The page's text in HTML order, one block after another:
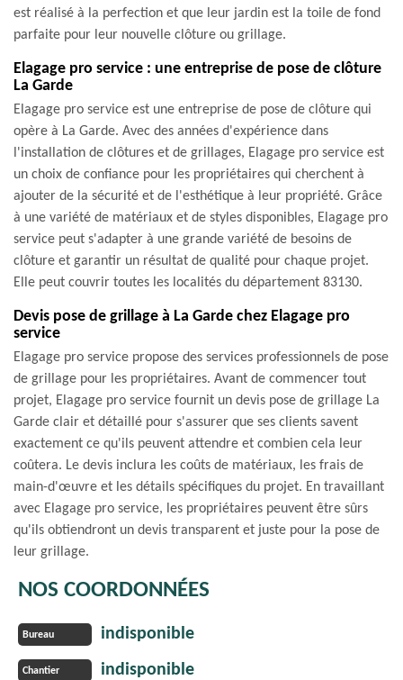
est réalisé à la perfection et que leur jardin est la toile de fond
parfaite pour leur nouvelle clôture ou grillage.
Elagage pro service : une entreprise de pose de clôture
La Garde
Elagage pro service est une entreprise de pose de clôture qui
opère à La Garde. Avec des années d'expérience dans
l'installation de clôtures et de grillages, Elagage pro service est
un choix de confiance pour les propriétaires qui cherchent à
ajouter de la sécurité et de l'esthétique à leur propriété. Grâce
à une variété de matériaux et de styles disponibles, Elagage pro
service peut s'adapter à une grande variété de besoins de
clôture et garantir un résultat de qualité pour chaque projet.
Elle peut couvrir toutes les localités du département 83130.
Devis pose de grillage à La Garde chez Elagage pro
service
Elagage pro service propose des services professionnels de pose
de grillage pour les propriétaires. Avant de commencer tout
projet, Elagage pro service fournit un devis pose de grillage La
Garde clair et détaillé pour s'assurer que ses clients savent
exactement ce qu'ils peuvent attendre et combien cela leur
coûtera. Le devis inclura les coûts de matériaux, les frais de
main-d'œuvre et les détails spécifiques du projet. En travaillant
avec Elagage pro service, les propriétaires peuvent être sûrs
qu'ils obtiendront un devis transparent et juste pour la pose de
leur grillage.
NOS COORDONNÉES
Bureau indisponible
Chantier indisponible